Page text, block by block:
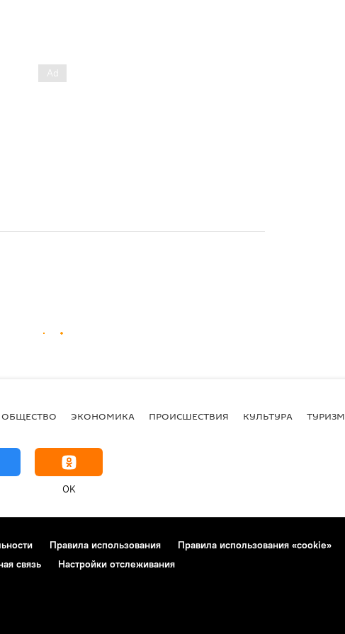
ОБЩЕСТВО ЭКОНОМИКА ПРОИСШЕСТВИЯ КУЛЬТУРА ТУРИЗМ
OK
Правила использования
Правила использования «cookie»
связь Настройки отслеживания